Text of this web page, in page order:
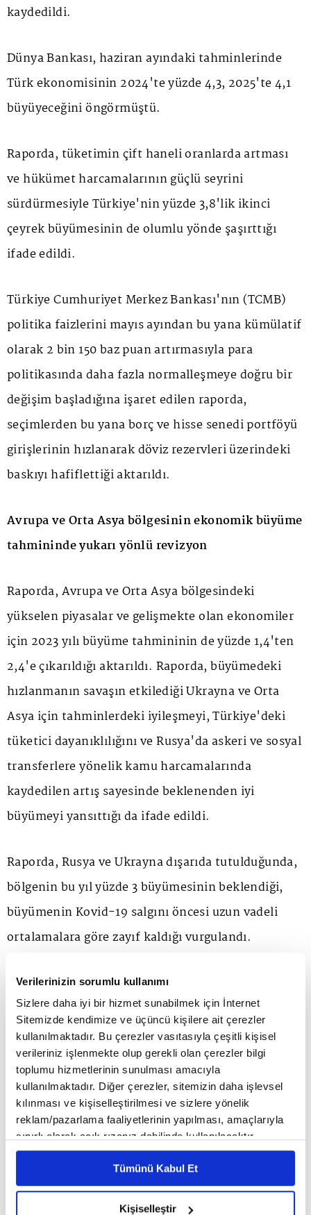
Verilerinizin sorumlu kullanımı
Sizlere daha iyi bir hizmet sunabilmek için İnternet
Sitemizde kendimize ve üçüncü kişilere ait çerezler
kullanılmaktadır. Bu çerezler vasıtasıyla çeşitli kişisel
verileriniz işlenmekte olup gerekli olan çerezler bilgi
toplumu hizmetlerinin sunulması amacıyla
kullanılmaktadır. Diğer çerezler, sitemizin daha işlevsel
kılınması ve kişiselleştirilmesi ve sizlere yönelik
reklam/pazarlama faaliyetlerinin yapılması, amaçlarıyla
sınırlı olarak açık rızanız dahilinde kullanılacaktır.
Çerezlere ilişkin tercihlerinizi çerez paneli vasıtasıyla
belirleyebilirsiniz. Çerezlere ilişkin detaylı bilgi için
Ayarlar butonuna tıklayabilir,Çerez Bilgilendirme
Metnimizi ziyaret edebilirsiniz.
Tümünü Kabul Et
Kişiselleştir
kaydedildi.
Dünya Bankası, haziran ayındaki tahminlerinde
Türk ekonomisinin 2024'te yüzde 4,3, 2025'te 4,1
büyüyeceğini öngörmüştü.
Raporda, tüketimin çift haneli oranlarda artması
ve hükümet harcamalarının güçlü seyrini
sürdürmesiyle Türkiye'nin yüzde 3,8'lik ikinci
çeyrek büyümesinin de olumlu yönde şaşırttığı
ifade edildi.
Türkiye Cumhuriyet Merkez Bankası'nın (TCMB)
politika faizlerini mayıs ayından bu yana kümülatif
olarak 2 bin 150 baz puan artırmasıyla para
politikasında daha fazla normalleşmeye doğru bir
değişim başladığına işaret edilen raporda,
seçimlerden bu yana borç ve hisse senedi portföyü
girişlerinin hızlanarak döviz rezervleri üzerindeki
baskıyı hafiflettiği aktarıldı.
Avrupa ve Orta Asya bölgesinin ekonomik büyüme
tahmininde yukarı yönlü revizyon
Raporda, Avrupa ve Orta Asya bölgesindeki
yükselen piyasalar ve gelişmekte olan ekonomiler
için 2023 yılı büyüme tahmininin de yüzde 1,4'ten
2,4'e çıkarıldığı aktarıldı. Raporda, büyümedeki
hızlanmanın savaşın etkilediği Ukrayna ve Orta
Asya için tahminlerdeki iyileşmeyi, Türkiye'deki
tüketici dayanıklılığını ve Rusya'da askeri ve sosyal
transferlere yönelik kamu harcamalarında
kaydedilen artış sayesinde beklenenden iyi
büyümeyi yansıttığı da ifade edildi.
Raporda, Rusya ve Ukrayna dışarıda tutulduğunda,
bölgenin bu yıl yüzde 3 büyümesinin beklendiği,
büyümenin Kovid-19 salgını öncesi uzun vadeli
ortalamalara göre zayıf kaldığı vurgulandı.
Genel olarak, Avrupa ve Orta Asya bölgesindeki
ülkelerin yarısında büyümenin bu yıl 2022'ye göre
daha yavaş olması veya çok az değişiklik
göstermesinin beklendiğine işaret edilen raporda,
2024-25 döneminde, bölgenin en büyük ticaret
ortağı olan Avrupa Birliği'ndeki zayıf büyümenin,
yüksek enflasyon, sıkılaşan finansal koşullar ve
Rusya-Ukrayna Savaşı'nın yayılma etkileri
sebebiyle büyümenin yıllık yüzde 2,6 olacağının
öngörüldüğü bildirildi.